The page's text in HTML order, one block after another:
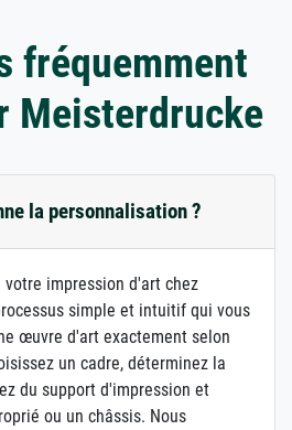
fréquemment
Meisterdrucke
la personnalisation ?
impression d'art chez
simple et intuitif qui vous
œuvre d'art exactement selon
un cadre, déterminez la
du support d'impression et
ou un châssis. Nous